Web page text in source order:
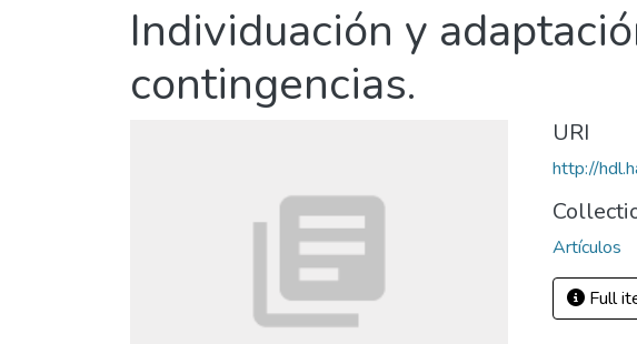
Individuación y
contingencias.
URI
http://
Artículos
Full